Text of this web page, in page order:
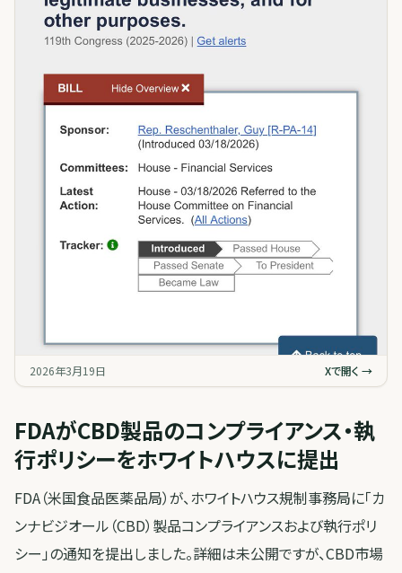
2026年3月19日 Xで開く →
FDAがCBD製品のコンプライアンス・執
行ポリシーをホワイトハウスに提出
FDA（米国食品医薬品局）が、ホワイトハウス規制事務局に「カ
ンナビジオール（CBD）製品コンプライアンスおよび執行ポリ
シー」の通知を提出しました。詳細は未公開ですが、CBD市場